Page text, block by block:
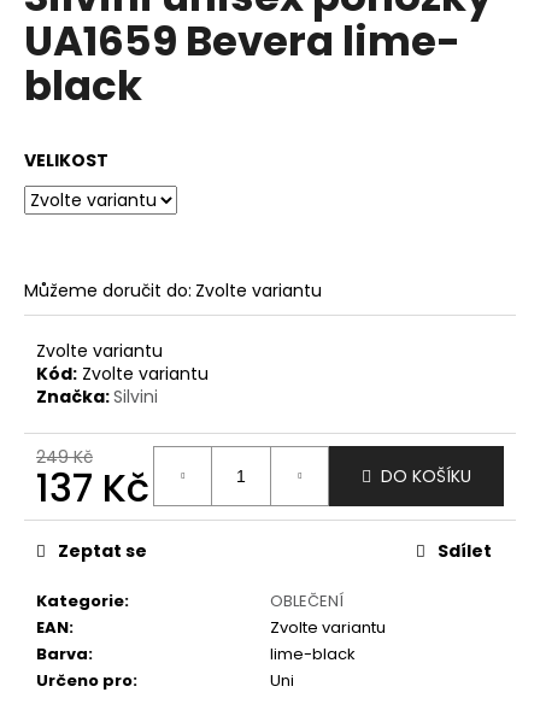
0,0
z
5
hvězdiček.
UA1659 Bevera lime-
black
VELIKOST
Můžeme doručit do: Zvolte variantu
Zvolte variantu
Kód: Zvolte variantu
Značka:Silvini
249 Kč
137 Kč
Měrná
cena:
DO KOŠÍKU
Kategorie:
OBLEČENÍ
EAN:
Zvolte variantu
Barva:
lime-black
Určeno pro: Uni
Zeptat se Sdílet
a
j
í
?
HLEDAT
D
o
p
o
u
č
e
m
e